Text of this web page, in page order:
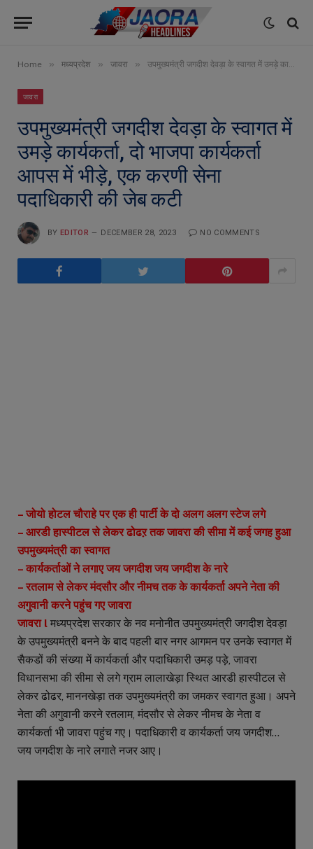
Home » मध्यप्रदेश » जावरा » उपमुख्यमंत्री जगदीश देवड़ा के स्वागत में उमड़े कार्यकर्ता, दो भाजपा कार्यकर्ता आपस में भीड़े, एक करणी सेना पदाधिकारी की जेब कटी
जावरा
उपमुख्यमंत्री जगदीश देवड़ा के स्वागत में
उमड़े कार्यकर्ता, दो भाजपा कार्यकर्ता
आपस में भीड़े, एक करणी सेना
पदाधिकारी की जेब कटी
BY EDITOR DECEMBER 28, 2023 NO COMMENTS
– जोयो होटल चौराहे पर एक ही पार्टी के दो अलग अलग स्टेज लगे
– आरडी हास्पीटल से लेकर ढोढऱ तक जावरा की सीमा में कई जगह हुआ
उपमुख्यमंत्री का स्वागत
– कार्यकर्ताओं ने लगाए जय जगदीश जय जगदीश के नारे
– रतलाम से लेकर मंदसौर और नीमच तक के कार्यकर्ता अपने नेता की
अगुवानी करने पहुंच गए जावरा
जावरा l मध्यप्रदेश सरकार के नव मनोनीत उपमुख्यमंत्री जगदीश देवड़ा
के उपमुख्यमंत्री बनने के बाद पहली बार नगर आगमन पर उनके स्वागत में
सैकडों की संख्या में कार्यकर्ता और पदाधिकारी उमड़ पड़े, जावरा
विधानसभा की सीमा से लगे ग्राम लालाखेड़ा स्थित आरडी हास्पीटल से
लेकर ढोढर, माननखेड़ा तक उपमुख्यमंत्री का जमकर स्वागत हुआ। अपने
नेता की अगुवानी करने रतलाम, मंदसौर से लेकर नीमच के नेता व
कार्यकर्ता भी जावरा पहुंच गए। पदाधिकारी व कार्यकर्ता जय जगदीश…
जय जगदीश के नारे लगाते नजर आए।